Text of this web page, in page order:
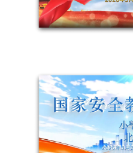
掃一掃關注我們的社